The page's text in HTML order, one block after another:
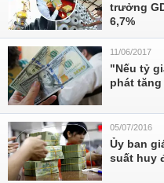
trưởng
6,7%
11/06/2017
"Nếu tỷ
phát tăng
05/07/2016
Ủy ban
suất huy